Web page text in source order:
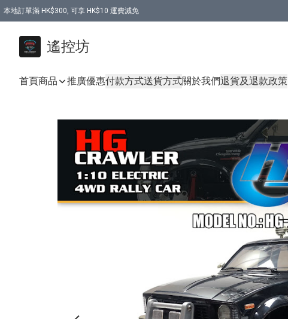
本地訂單滿 HK$300, 可享 HK$10 運費減免
遙控坊
首頁商品 推廣優惠付款方式送貨方式關於我們退貨及退款政策